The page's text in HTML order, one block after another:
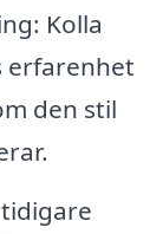
Kolla
erfarenhet
den stil